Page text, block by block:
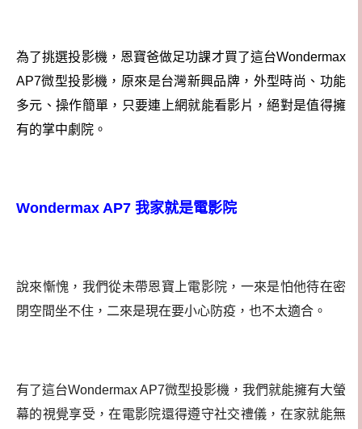
為了挑選投影機，恩寶爸做足功課才買了這台Wondermax
AP7微型投影機，原來是台灣新興品牌，外型時尚、功能
多元、操作簡單，只要連上網就能看影片，絕對是值得擁
有的掌中劇院。
Wondermax AP7 我家就是電影院
說來慚愧，我們從未帶恩寶上電影院，一來是怕他待在密
閉空間坐不住，二來是現在要小心防疫，也不太適合。
有了這台Wondermax AP7微型投影機，我們就能擁有大螢
幕的視覺享受，在電影院還得遵守社交禮儀，在家就能無